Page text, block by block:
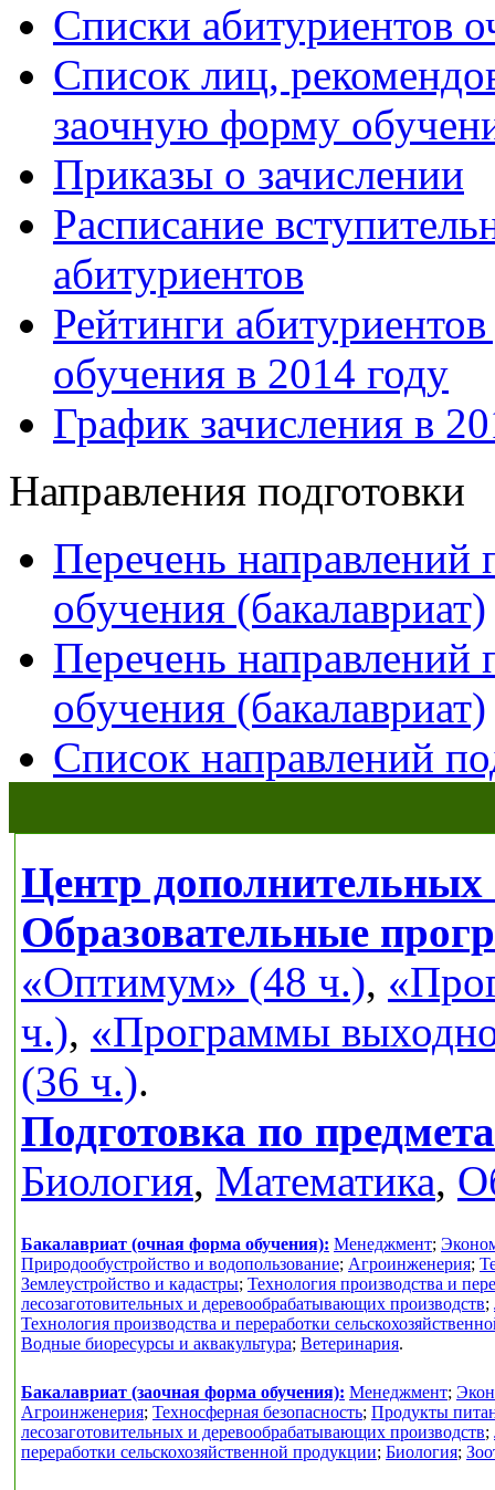
Списки абитуриентов
Список лиц,
заочную форму
Приказы о зачислении
Расписание
абитуриентов
Рейтинги
обучения в 2014 году
График зачисления в
Направления подготовки
Перечень
обучения (бакалавриат)
Перечень
обучения (бакалавриат)
Список направлений
Центр дополнительных
Образовательные
«Оптимум» (48 ч.),
ч.), «Программы
(36 ч.).
Подготовка по
Биология, Математика,
Бакалавриат (очная форма обучения): Менеджмент;
Природообустройство и водопользование; Агроинженерия;
Землеустройство и кадастры; Технология производства и
лесозаготовительных и деревообрабатывающих производств;
Технология производства и переработки
Водные биоресурсы и аквакультура; Ветеринария.
Бакалавриат (заочная форма обучения): Менеджмент;
Агроинженерия; Техносферная безопасность; Продукты
лесозаготовительных и деревообрабатывающих производств;
переработки сельскохозяйственной продукции; Биология;